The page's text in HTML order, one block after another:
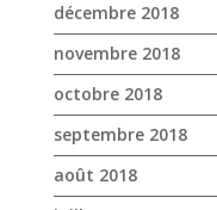
décembre 2018
novembre 2018
octobre 2018
septembre 2018
août 2018